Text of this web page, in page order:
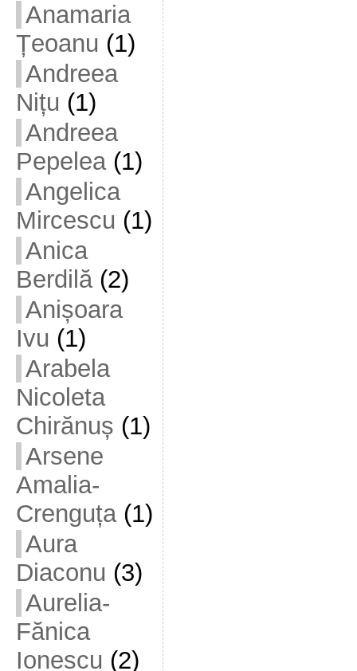
Anamaria
Țeoanu (1)
Andreea
Nițu (1)
Andreea
Pepelea(1)
Angelica
Mircescu (1)
Anica
Berdilă(2)
Anișoara
Ivu (1)
Arabela
Nicoleta
Chirănuș (1)
Arsene
Amalia-
Crenguța(1)
Aura
Diaconu (3)
Aurelia-
Fănica
Ionescu (2)